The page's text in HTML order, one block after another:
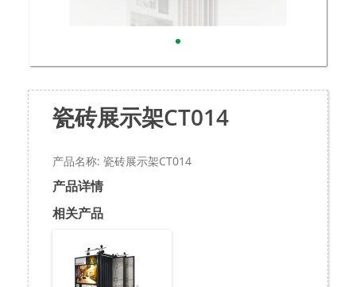
瓷砖展示架CT014
产品名称: 瓷砖展示架CT014
产品详情
相关产品